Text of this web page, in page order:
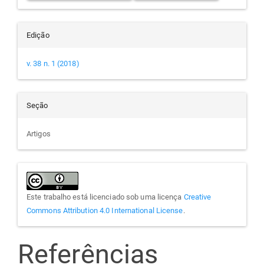
Edição
v. 38 n. 1 (2018)
Seção
Artigos
Este trabalho está licenciado sob uma licença Creative
Commons Attribution 4.0 International License.
Referências